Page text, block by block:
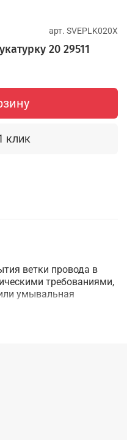
арт. SVEPLK020X
20 29511
клик
ветки провода в
требованиями,
умывальная